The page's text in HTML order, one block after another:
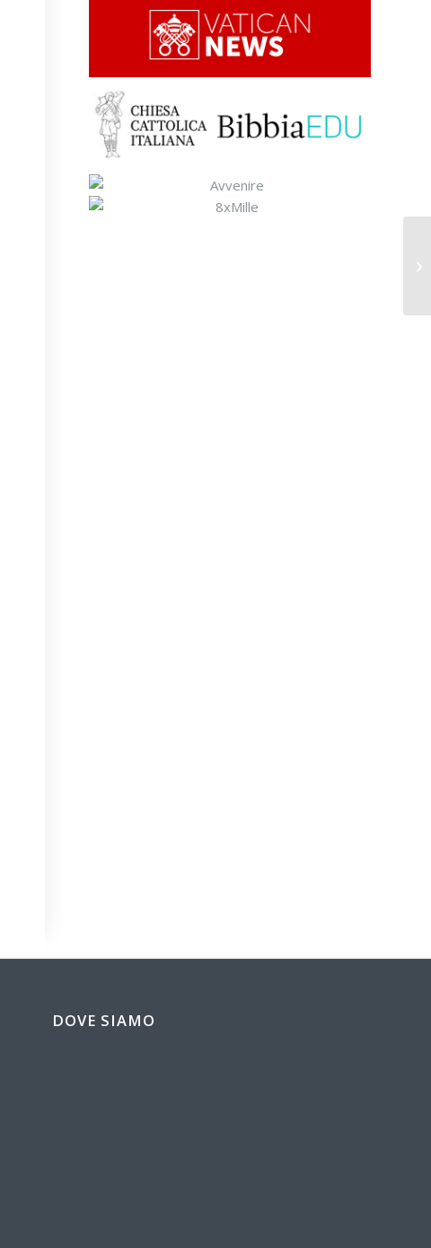
DOVE SIAMO